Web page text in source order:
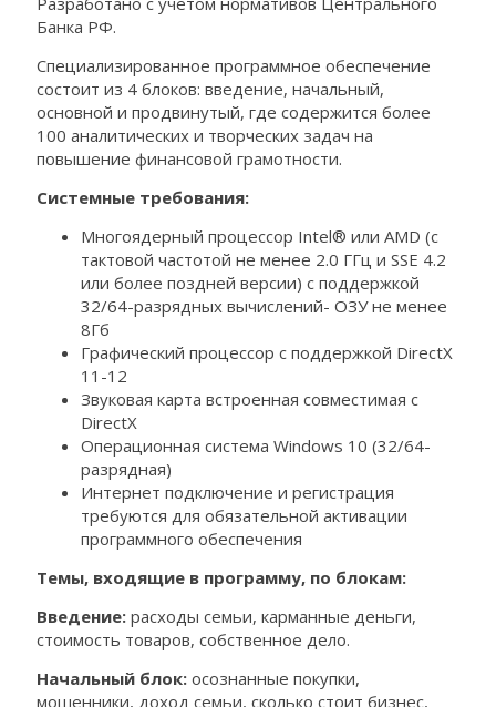
Банка РФ.
Специализированное программное обеспечение
состоит из 4 блоков: введение, начальный,
основной и продвинутый, где содержится более
100 аналитических и творческих задач на
повышение финансовой грамотности.
Системные требования:
Многоядерный процессор Intel® или AMD (с
тактовой частотой не менее 2.0 ГГц и SSE 4.2
или более поздней версии) с поддержкой
32/64-разрядных вычислений- ОЗУ не менее
8Гб
Графический процессор с поддержкой DirectX
11-12
Звуковая карта встроенная совместимая с
DirectX
Операционная система Windows 10 (32/64-
разрядная)
Интернет подключение и регистрация
требуются для обязательной активации
программного обеспечения
Темы, входящие в программу, по блокам:
Введение: расходы семьи, карманные деньги,
стоимость товаров, собственное дело.
Начальный блок:осознанные покупки,
мошенники, доход семьи, сколько стоит бизнес,